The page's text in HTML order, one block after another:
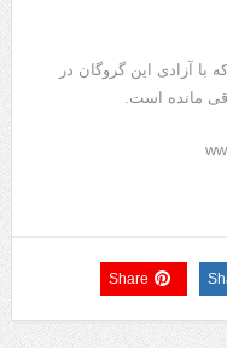
با آزادی این گروگان در
Share